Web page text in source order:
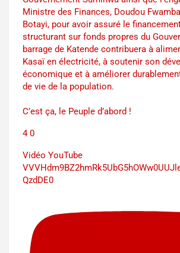
Ministre des Finances, Doudou
Botayi, pour avoir assuré le
structurant sur fonds propres du
barrage de Katende contribuera à
Kasaï en électricité, à soutenir son
économique et à améliorer
de vie de la population.
C’est ça, le Peuple d’abord !
4 0
Vidéo YouTube
QzdDE0